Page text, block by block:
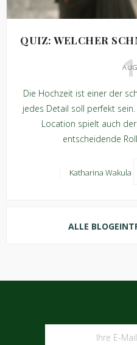
QUIZ: WELCHER
Die Hochzeit ist einer der
jedes Detail soll perfekt
Location spielt auch
entscheidende
Katharina Wakula
ALLE